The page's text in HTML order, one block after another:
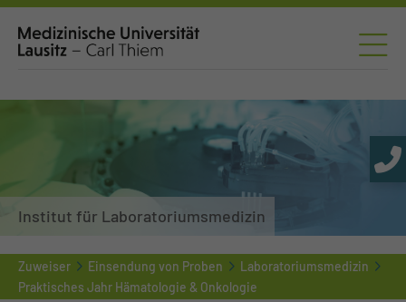
Institut für Laboratoriumsmedizin
Zuweiser Einsendung von Proben
Laboratoriumsmedizin
Praktisches Jahr Hämatologie & Onkologie